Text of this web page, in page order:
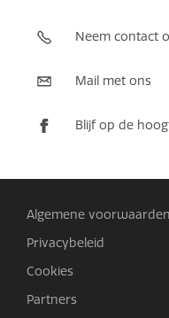
Neem contact
Mail met ons
Blijf op de
Algemene voorwaarden
Privacybeleid
Cookies
Partners